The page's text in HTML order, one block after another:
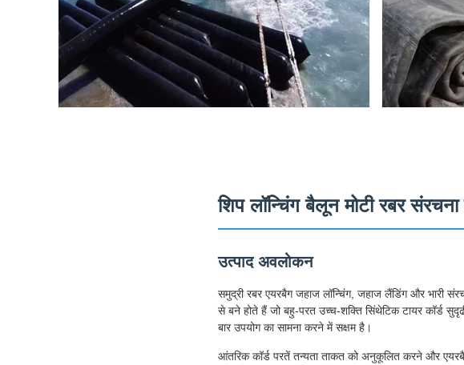
शिप लॉन्चिंग बैलून मोटी रबर
उत्पाद अवलोकन
समुद्री रबर एयरबैग जहाज लॉन्चिंग, जहाज लैंडिंग और भारी
से बने होते हैं जो बहु-परत उच्च-शक्ति सिंथेटिक टायर कॉर्ड
बार उपयोग का सामना करने में सक्षम है।
आंतरिक कॉर्ड परतें तन्यता ताकत को अनुकूलित करने और